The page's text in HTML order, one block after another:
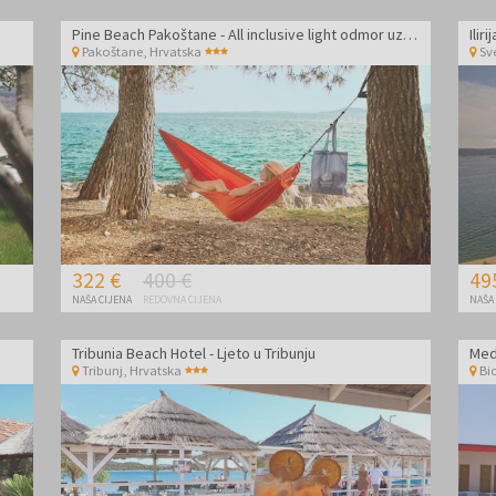
Pine Beach Pakoštane - All inclusive light odmor uz sport i prirodu - Posebna akcija
Pakoštane, Hrvatska
322 €
NAŠA CIJENA
400 €
REDOVNA CIJENA
Tribunia Beach Hotel - Ljeto u Tribunju
Tribunj Hrvatska